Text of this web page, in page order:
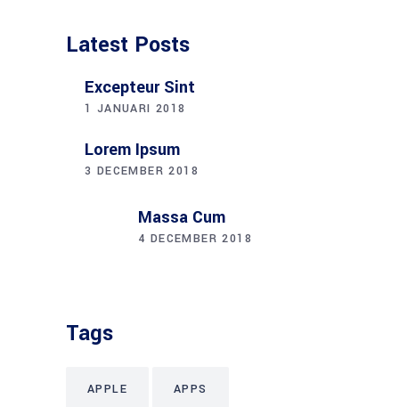
Latest Posts
Excepteur Sint
1 JANUARI 2018
Lorem Ipsum
3 DECEMBER 2018
Massa Cum
4 DECEMBER 2018
Tags
APPLE APPS